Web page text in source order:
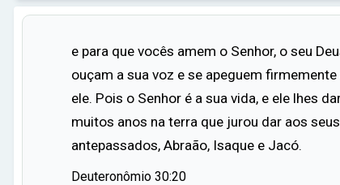
e para que vocês amem o Senhor, o seu
ouçam a sua voz e se apeguem firmemente
ele. Pois o Senhor é a sua vida, e ele lhes
muitos anos na terra que jurou dar aos seus
antepassados, Abraão, Isaque e Jacó.
Deuteronômio 30:20